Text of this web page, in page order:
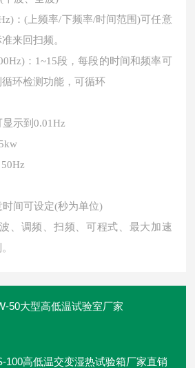
：(上频率/下频率/时间范围)可任意
来回扫频。
：1~15段，每段的时间和频率可
环检测功能，可循环
示到0.01Hz
时间可设定(秒为单位)
、调频、扫频、可程式、最大加速
50大型高低温试验室厂家
100高低温交变湿热试验箱厂家直销